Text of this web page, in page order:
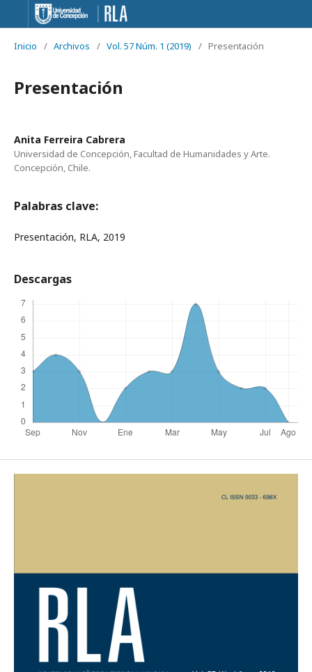
Inicio / Archivos / Vol. 57 Núm. 1 (2019) / Presentación
Presentación
Anita Ferreira Cabrera
Universidad de Concepción, Facultad de Humanidades y Arte.
Concepción, Chile.
Palabras clave:
Presentación, RLA, 2019
Descargas